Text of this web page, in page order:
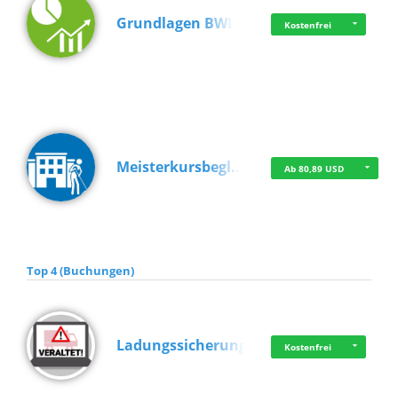
Grundlagen BWL Kostenfrei
Meisterkursbegl… Ab 80,89 USD
Top 4 (Buchungen)
Ladungssicherung Kostenfrei